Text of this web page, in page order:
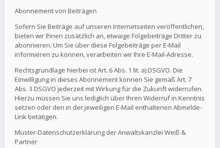
Abonnement von Beiträgen
Sofern Sie Beiträge auf unseren Internetseiten veröffentlichen,
bieten wir Ihnen zusätzlich an, etwaige Folgebeiträge Dritter zu
abonnieren. Um Sie über diese Folgebeiträge per E-Mail
informieren zu können, verarbeiten wir Ihre E-Mail-Adresse.
Rechtsgrundlage hierbei ist Art. 6 Abs. 1 lit. a) DSGVO. Die
Einwilligung in dieses Abonnement können Sie gemäß Art. 7
Abs. 3 DSGVO jederzeit mit Wirkung für die Zukunft widerrufen.
Hierzu müssen Sie uns lediglich über Ihren Widerruf in Kenntnis
setzen oder den in der jeweiligen E-Mail enthaltenen Abmelde-
Link betätigen.
Muster-Datenschutzerklärung der Anwaltskanzlei Weiß &
Partner